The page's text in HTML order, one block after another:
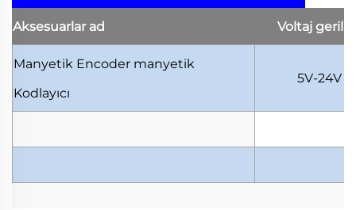
Aksesuarlar ad Voltaj
Manyetik Encoder manyetik
Kodlayıcı
5V-24V